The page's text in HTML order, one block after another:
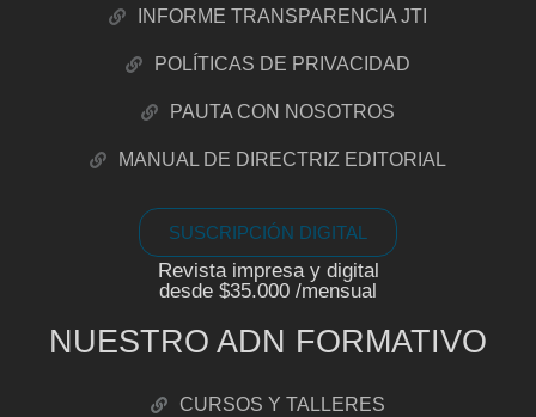
INFORME TRANSPARENCIA JTI
POLÍTICAS DE PRIVACIDAD
PAUTA CON NOSOTROS
MANUAL DE DIRECTRIZ EDITORIAL
SUSCRIPCIÓN DIGITAL
Revista impresa y digital
desde $35.000 /mensual
NUESTRO ADN FORMATIVO
CURSOS Y TALLERES